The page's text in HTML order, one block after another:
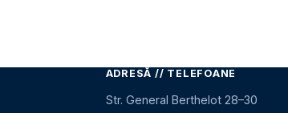
ADRESĂ // TELEFOANE
Str. General Berthelot 28–30